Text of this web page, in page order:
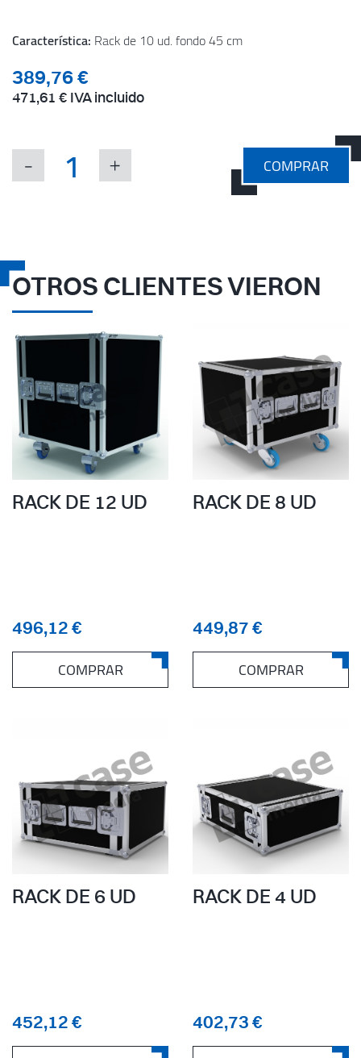
Característica: Rack de 10 ud. fondo 45 cm
389,76 €
471,61 € IVA incluido
COMPRAR
OTROS CLIENTES VIERON
RACK DE 12 UD
496,12 €
COMPRAR
RACK DE 8 UD
449,87 €
COMPRAR
RACK DE 6 UD
452,12 €
RACK DE 4 UD
402,73 €